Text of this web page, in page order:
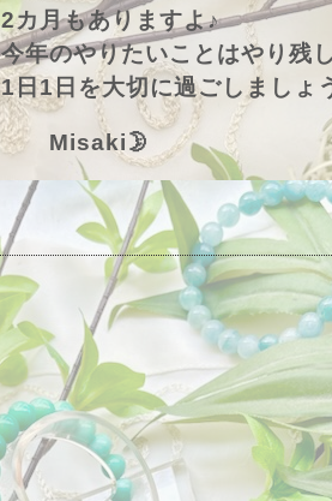
2カ月もありますよ♪
今年のやりたいことはやり残
1日1日を大切に過ごしましょ
Misaki🌛